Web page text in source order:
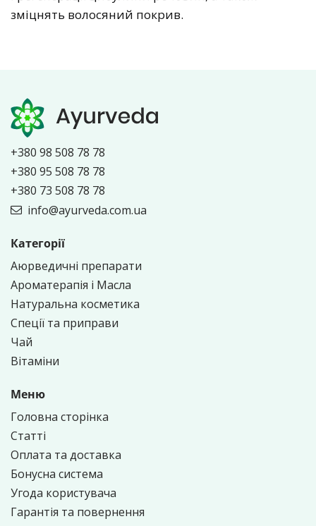
зміцнять волосяний покрив.
+380 98 508 78 78
+380 95 508 78 78
+380 73 508 78 78
info@ayurveda.com.ua
Категорії
Аюрведичні препарати
Ароматерапія і Масла
Натуральна косметика
Спеції та приправи
Чай
Вітаміни
Меню
Головна сторінка
Статті
Оплата та доставка
Бонусна система
Угода користувача
Гарантія та повернення